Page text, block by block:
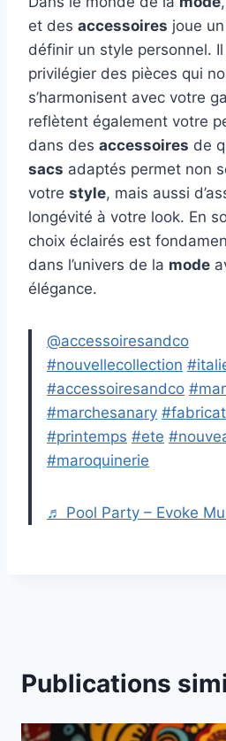
et des accessoires joue
définir un style personnel.
privilégier des pièces qui
s’harmonisent avec votre
reflètent également votre
dans des accessoires de
sacs adaptés permet non
votre style, mais aussi
longévité à votre look. En
choix éclairés est
dans l’univers de la mode
élégance.
@accessoiresandco
#nouvellecollection
#accessoiresandco
#marchesanary
#printemps #ete
#maroquinerie
♬ Pool Party – Evoke
Publications